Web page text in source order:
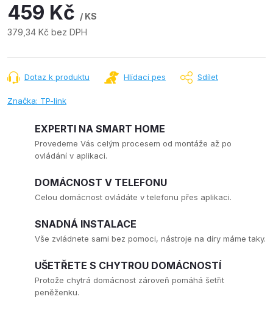
459 Kč / KS
379,34 Kč bez DPH
cena:
Dotaz k produktu Hlídací pes Sdílet
Značka: TP-link
EXPERTI NA SMART HOME
Provedeme Vás celým procesem od montáže až po
ovládání v aplikaci.
DOMÁCNOST V TELEFONU
Celou domácnost ovládáte v telefonu přes aplikaci.
SNADNÁ INSTALACE
Vše zvládnete sami bez pomoci, nástroje na díry máme taky.
UŠETŘETE S CHYTROU DOMÁCNOSTÍ
Protože chytrá domácnost zároveň pomáhá šetřit
peněženku.